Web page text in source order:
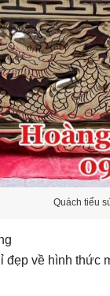
Quách tiểu
đẹp về hình